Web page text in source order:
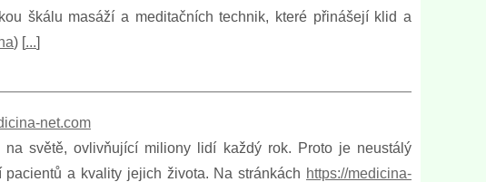
škálu masáží a meditačních technik, které přinášejí klid a
) [...]
net.com
světě, ovlivňující miliony lidí každý rok. Proto je neustálý
a kvality jejich života. Na stránkách https://medicina-